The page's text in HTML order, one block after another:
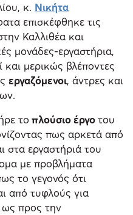
κ. Νικήτα
επισκέφθηκε τις
Καλλιθέα και
μονάδες-εργαστήρια,
μερικώς βλέποντες
εργαζόμενοι, άντρες και
το πλούσιο έργοτου
πως αρκετά από
στα εργαστήριά του
με προβλήματα
το γεγονός ότι
από τυφλούς για
ως προς την